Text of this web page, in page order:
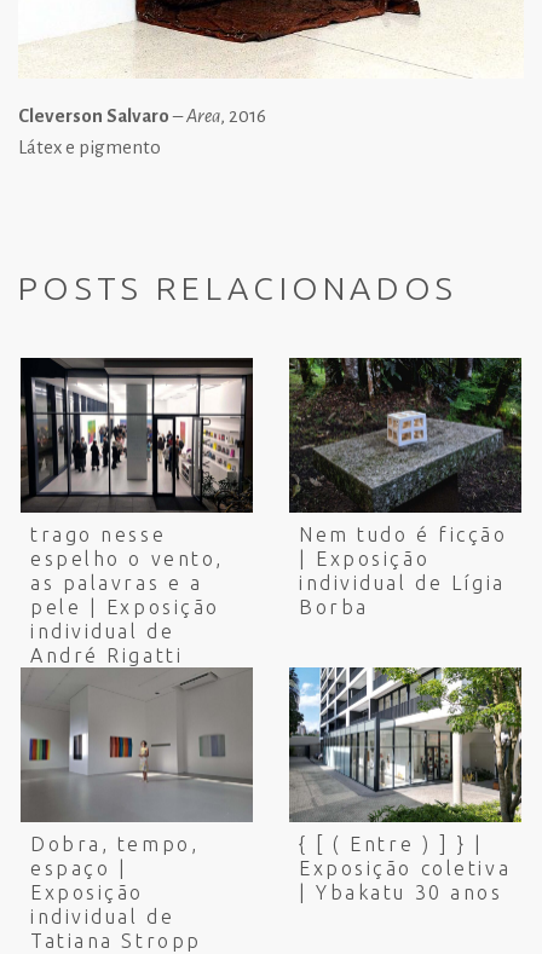
Cleverson Salvaro–Area, 2016
Látex e pigmento
POSTS RELACIONADOS
trago nesse
espelho o vento,
as palavras e a
pele | Exposição
individual de
André Rigatti
Nem tudo é ficção
| Exposição
individual de Lígia
Borba
Dobra, tempo,
espaço |
Exposição
individual de
Tatiana Stropp
{ [ ( Entre ) ] } |
Exposição coletiva
| Ybakatu 30 anos